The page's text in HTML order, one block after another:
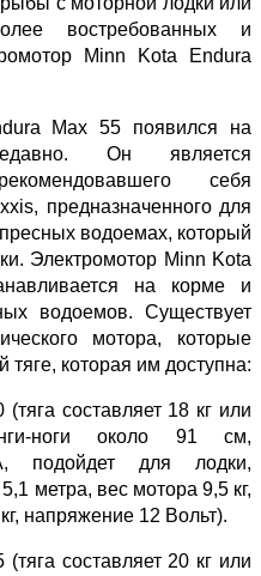
востребованных и
Minn Kota Endura
Max 55 появился на
Он является
себя
предназначенного для
водоемах, который
Электромотор Minn Kota
на корме и
водоемов. Существует
мотора, которые
которая им доступна:
составляет 18 кг или
ноги около 91 см,
подойдет для лодки,
метра, вес мотора 9,5 кг,
напряжение 12 Вольт).
составляет 20 кг или